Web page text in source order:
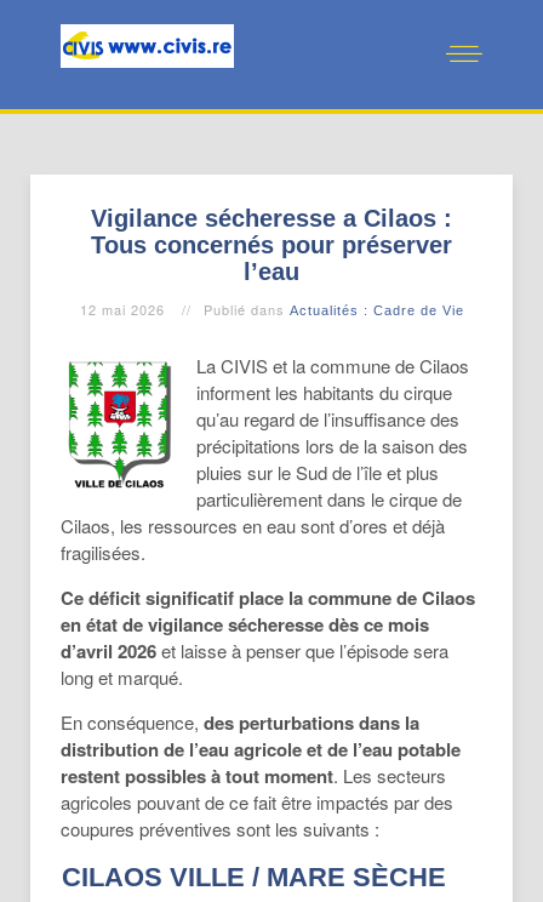
Vigilance sécheresse a Cilaos :
Tous concernés pour préserver
l’eau
12 mai 2026 Publié dans Actualités : Cadre de Vie
La CIVIS et la commune de Cilaos
informent les habitants du cirque
qu’au regard de l’insuffisance des
précipitations lors de la saison des
pluies sur le Sud de l’île et plus
particulièrement dans le cirque de
Cilaos, les ressources en eau sont d’ores et déjà
fragilisées.
Cedéficitsignificatifplace lacommunedeCilaos
enétatdevigilancesécheressedès ce mois
d’avril 2026et laisse à penser que l’épisode sera
long et marqué.
En conséquence, des perturbations dans la
distribution de l’eau agricole et de l’eau potable
restent possibles à tout moment. Les secteurs
agricoles pouvant de ce fait être impactés par des
coupures préventives sont les suivants :
CILAOS VILLE / MARE SÈCHE